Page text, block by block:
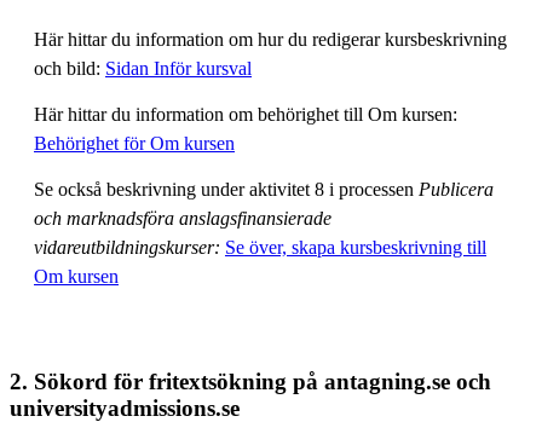
Här hittar du information om hur du redigerar kursbeskrivning
och bild: Sidan Inför kursval
Här hittar du information om behörighet till Om kursen:
Behörighet för Om kursen
Se också beskrivning under aktivitet 8 i processen Publicera
och marknadsföra anslagsfinansierade
vidareutbildningskurser: Se över, skapa kursbeskrivning till
Om kursen
2. Sökord för fritextsökning på antagning.se och
universityadmissions.se